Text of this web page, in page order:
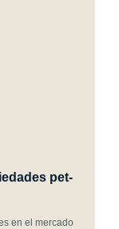
pet-
en el mercado